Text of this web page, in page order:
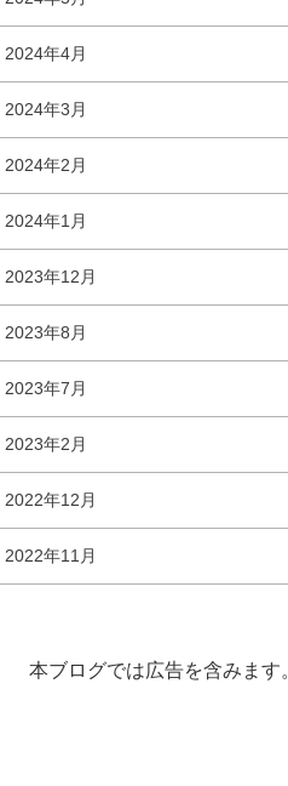
2024年4月
2024年3月
2024年2月
2024年1月
2023年12月
2023年8月
2023年7月
2023年2月
2022年12月
2022年11月
本ブログでは広告を含みます